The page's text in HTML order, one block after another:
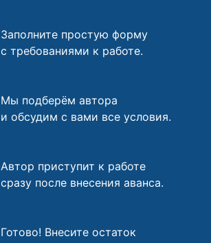
Заполните простую форму
с требованиями к работе.
Мы подберём автора
и обсудим с вами все условия.
Автор приступит к работе
сразу после внесения аванса.
Готово! Внесите остаток